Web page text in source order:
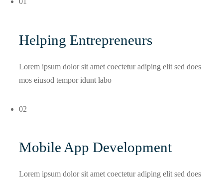
Helping Entrepreneurs
Lorem ipsum dolor sit amet coectetur adiping elit sed does
mos eiusod tempor idunt labo
02
Mobile App Development
Lorem ipsum dolor sit amet coectetur adiping elit sed does